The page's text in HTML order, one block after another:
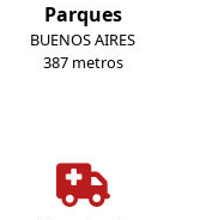
Parques
BUENOS AIRES
387 metros